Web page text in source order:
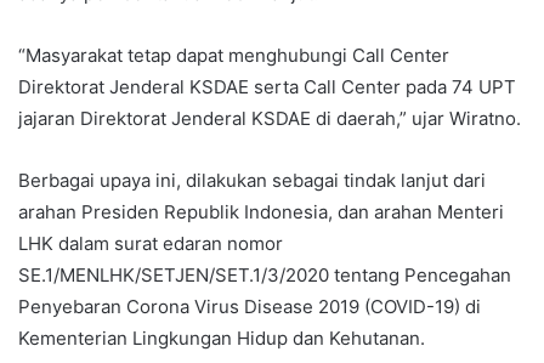
“Masyarakat tetap dapat menghubungi Call Center
Direktorat Jenderal KSDAE serta Call Center pada 74 UPT
jajaran Direktorat Jenderal KSDAE di daerah,” ujar Wiratno.
Berbagai upaya ini, dilakukan sebagai tindak lanjut dari
arahan Presiden Republik Indonesia, dan arahan Menteri
LHK dalam surat edaran nomor
SE.1/MENLHK/SETJEN/SET.1/3/2020 tentang Pencegahan
Penyebaran Corona Virus Disease 2019 (COVID-19) di
Kementerian Lingkungan Hidup dan Kehutanan.